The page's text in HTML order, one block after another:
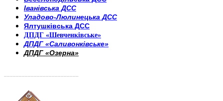
Іванівська ДСС
Уладово-Люлинецька ДСС
Ялтушківська ДСС
ДПДГ «Шевченківське»
ДПДГ «Саливонківське»
ДПДГ «Озерна»